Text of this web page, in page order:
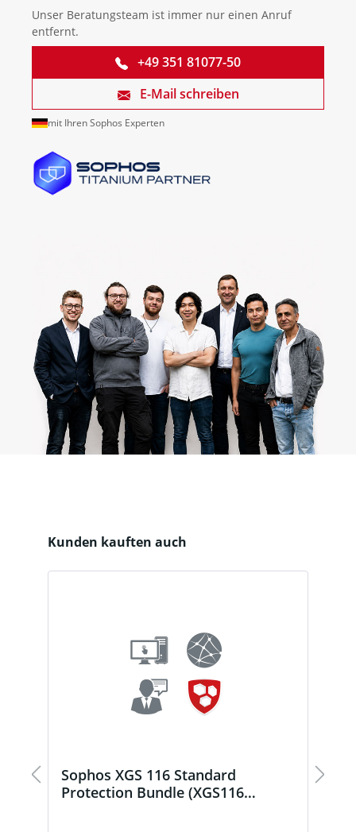
Unser Beratungsteam ist immer nur einen Anruf
entfernt.
+49 351 81077-50
E-Mail schreiben
mit Ihren Sophos Experten
Produktgalerie überspringen
Kunden kauften auch
Sophos XGS 116 Standard
Protection Bundle (XGS116